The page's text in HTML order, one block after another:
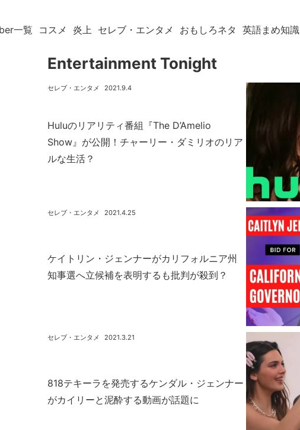
一覧 コスメ 炎上 セレブ・エンタメ おもしろネタ 英語まめ知識
Entertainment Tonight
Huluのリアリティ番組『The D’Amelio
Show』が公開！チャーリー・ダミリオのリア
ルな生活？
2021.9.4
セレブ・エンタメ
ケイトリン・ジェンナーがカリフォルニア州
知事選へ立候補を表明するも批判が殺到？
2021.4.25
セレブ・エンタメ
818テキーラを発売するケンダル・ジェンナー
がカイリーと泥酔する動画が話題に
2021.3.21
セレブ・エンタメ